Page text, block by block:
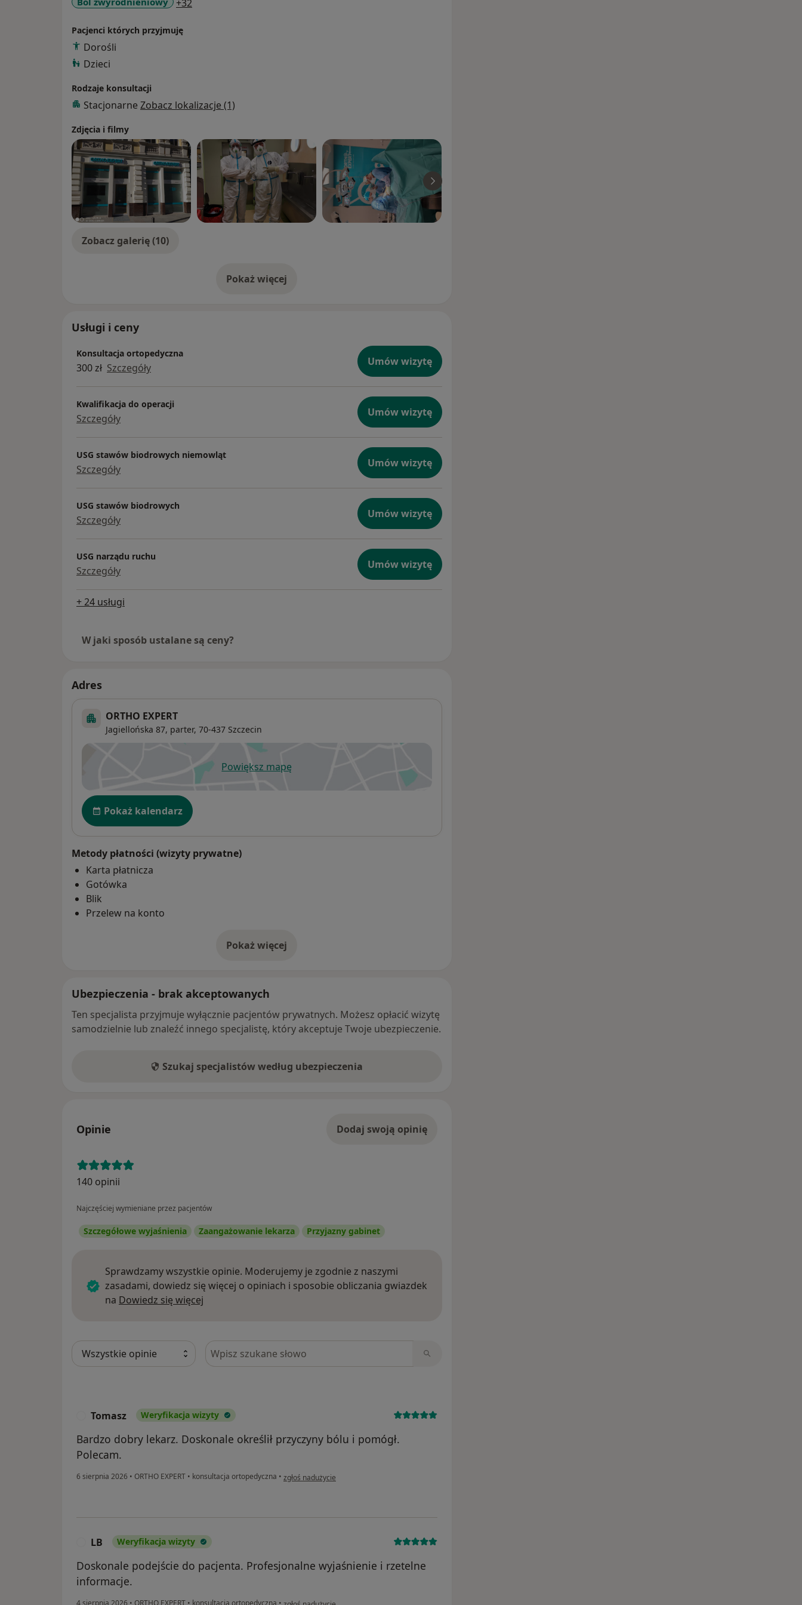
+32
Pacjenci których przyjmuję
Dorośli
Dzieci
Rodzaje konsultacji
Stacjonarne Zobacz lokalizacje (1)
Zdjęcia i filmy
Zobacz galerię (10)
Pokaż więcejo doświadczeniu
Usługi i ceny
Konsultacja ortopedyczna
300 zł Szczegóły Umów wizytę
Kwalifikacja do operacji
Szczegóły Umów wizytę
USG stawów biodrowych niemowląt
Szczegóły Umów wizytę
USG stawów biodrowych
Szczegóły Umów wizytę
USG narządu ruchu
Szczegóły Umów wizytę
+ 24 usługi
W jaki sposób ustalane są ceny?
Adres
ORTHO EXPERT
Jagiellońska 87, parter, 70-437 Szczecin
Powiększ mapęotwiera się w nowej karcie
Dostępność
Pokaż kalendarz
Metody płatności (wizyty prywatne)
Karta płatnicza
Gotówka
Blik
Przelew na konto
Pokaż więcej
o adresie
Ubezpieczenia - brak akceptowanych
Ten specjalista przyjmuje wyłącznie pacjentów prywatnych. Możesz opłacić wizytę
samodzielnie lub znaleźć innego specjalistę, który akceptuje Twoje ubezpieczenie.
Szukaj specjalistów według ubezpieczenia
Opinie Dodaj swoją opinię
140 opinii
Najczęściej wymieniane przez pacjentów
Szczegółowe wyjaśnienia Zaangażowanie lekarza Przyjazny gabinet
Sprawdzamy wszystkie opinie. Moderujemy je zgodnie z naszymi
zasadami, dowiedz się więcej o opiniach i sposobie obliczania gwiazdek
na Dowiedz się więcej
Szukaj w opiniach
Tomasz Weryfikacja wizyty
Bardzo dobry lekarz. Doskonale określił przyczyny bólu i pomógł.
Polecam.
6 sierpnia 2026 • ORTHO EXPERT • konsultacja ortopedyczna • w opinii użytkownika Tomasz
zgłoś nadużycie
LB Weryfikacja wizyty
Doskonale podejście do pacjenta. Profesjonalne wyjaśnienie i rzetelne
informacje.
w opinii użytkownika LB